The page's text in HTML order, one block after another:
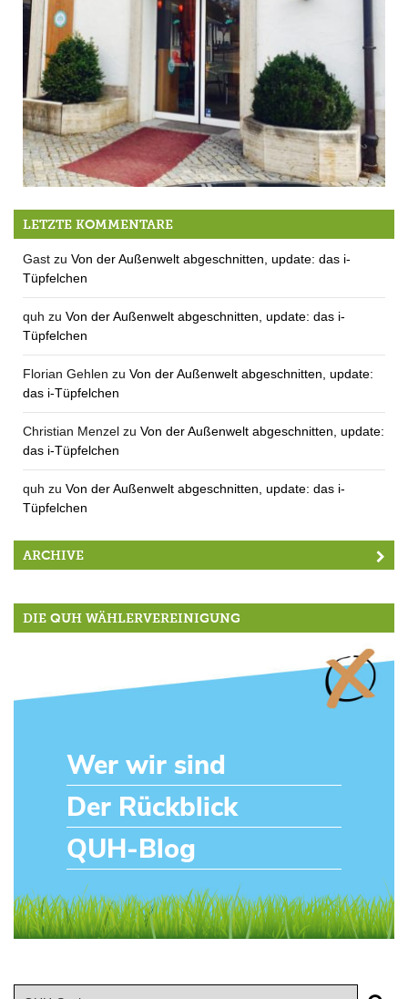
Hereingebackene Neuigkeiten: Bäckermeisterei Meier schließt
LETZTE KOMMENTARE
Gast zu Von der Außenwelt abgeschnitten, update: das i-
Tüpfelchen
quh zu Von der Außenwelt abgeschnitten, update: das i-
Tüpfelchen
Florian Gehlen zu Von der Außenwelt abgeschnitten, update:
das i-Tüpfelchen
Christian Menzel zu Von der Außenwelt abgeschnitten, update:
das i-Tüpfelchen
quh zu Von der Außenwelt abgeschnitten, update: das i-
Tüpfelchen
ARCHIVE
DIE QUH WÄHLERVEREINIGUNG
Wer wir sind
Der Rückblick
QUH-Blog